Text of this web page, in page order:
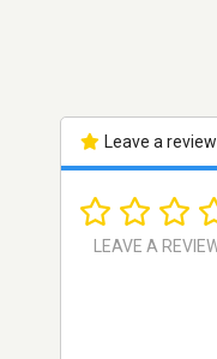
Leave a review